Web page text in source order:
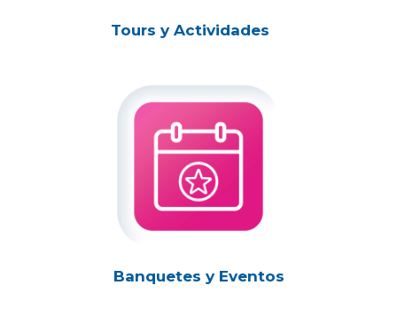
Tours y Actividades
Banquetes y Eventos